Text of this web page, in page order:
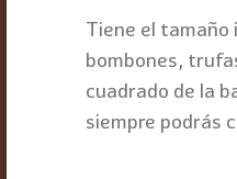
Tiene el tamaño
bombones,
cuadrado de la
siempre podrás